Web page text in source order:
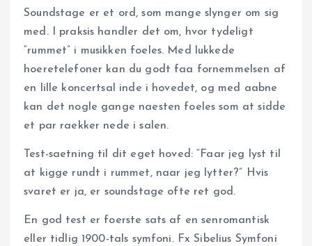
Soundstage er et ord, som mange slynger om sig
med. I praksis handler det om, hvor tydeligt
“rummet” i musikken foeles. Med lukkede
hoeretelefoner kan du godt faa fornemmelsen af
en lille koncertsal inde i hovedet, og med aabne
kan det nogle gange naesten foeles som at sidde
et par raekker nede i salen.
Test-saetning til dit eget hoved: “Faar jeg lyst til
at kigge rundt i rummet, naar jeg lytter?” Hvis
svaret er ja, er soundstage ofte ret god.
En god test er foerste sats af en senromantisk
eller tidlig 1900-tals symfoni. Fx Sibelius Symfoni